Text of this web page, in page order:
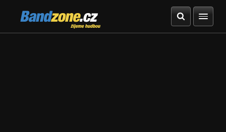
Bandzone.cz
žijeme hudbou